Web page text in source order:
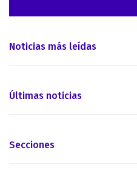
Noticias más leídas
Últimas noticias
Secciones